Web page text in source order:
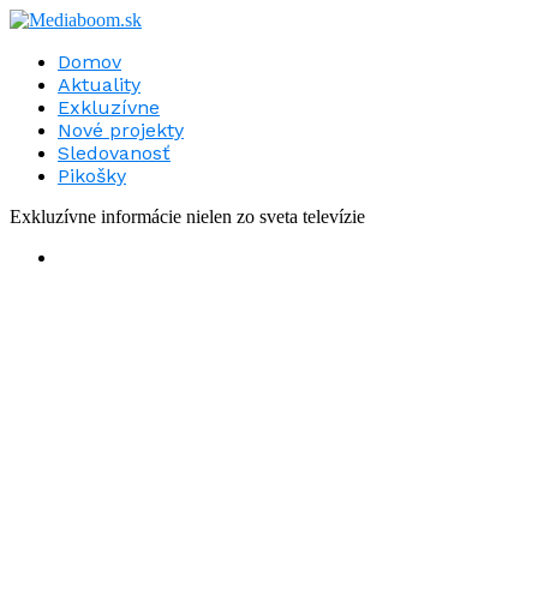
Domov
Aktuality
Exkluzívne
Nové projekty
Sledovanosť
Pikošky
Exkluzívne informácie nielen zo sveta televízie